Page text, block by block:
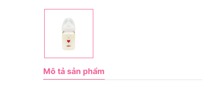
Mô tả sản phẩm